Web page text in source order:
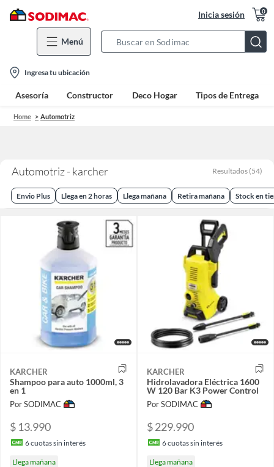
Inicia sesión 0
Menú
Bar
location-
icon
Ingresa tu ubicación
Asesoría Constructor Deco Hogar Tipos de Entrega
Home Automotriz
Automotriz - karcher Resultados (54)
Envio Plus Llega en 2 horas Llega mañana Retira mañana Stock en
KARCHER
Shampoo para auto 1000ml, 3
en 1
Por SODIMAC
$ 13.990
6cuotas sin interés
Llega mañana
KARCHER
Hidrolavadora Eléctrica 1600
W 120 Bar K3 Power Control
Por SODIMAC
$ 229.990
6cuotas sin interés
Llega mañana